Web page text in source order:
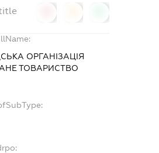
ОРГАНІЗАЦІЯ
ТОВАРИСТВО